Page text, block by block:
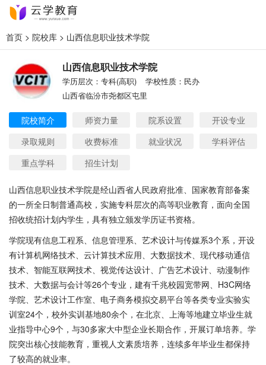
首页 > 院校库 > 山西信息职业技术学院
山西信息职业技术学院
学历层次：专科(高职)
学校性质：民办
山西省临汾市尧都区屯里
院校简介 师资力量 院系设置
开设专业
录取规则
收费标准 就业状况
学科评估
重点学科
招生计划
山西信息职业技术学院是经山西省人民政府批准、国家教育部备案
的一所全日制普通高校，实施专科层次的高等职业教育，面向全国
招收统招计划内学生，具有独立颁发学历证书资格。
学院现有信息工程系、信息管理系、艺术设计与传媒系3个系，开设
有计算机网络技术、云计算技术应用、大数据技术、现代移动通信
技术、智能互联网技术、视觉传达设计、广告艺术设计、动漫制作
技术、大数据与会计等26个专业，建有千兆校园宽带网、H3C网络
学院、艺术设计工作室、电子商务模拟交易平台等各类专业实验实
训室24个，校外实训基地80余个，在北京、上海等地建立毕业生就
业指导中心9个，与30多家大中型企业长期合作，开展订单培养。学
院突出核心技能教育，重视人文素质培养，连续多年毕业生都保持
了较高的就业率。